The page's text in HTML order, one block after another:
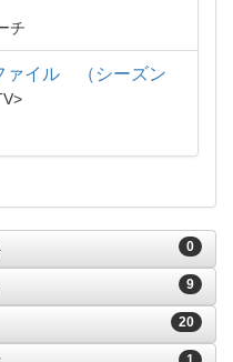
チ
ァイル （シーズン
0
9
20